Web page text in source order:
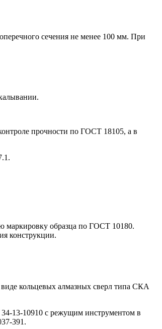
сечения не менее 100 мм. При
прочности по ГОСТ 18105, а в
маркировку образца по ГОСТ 10180.
конструкции.
кольцевых алмазных сверл типа СКА
13-10910 с режущим инструментом в
391.